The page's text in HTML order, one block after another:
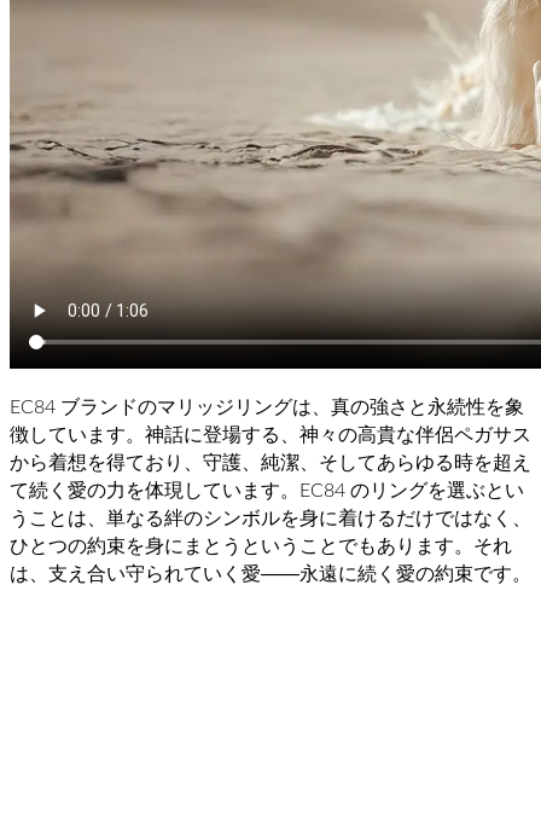
EC84 ブランドのマリッジリングは、真の強さと永続性を象
徴しています。神話に登場する、神々の高貴な伴侶ペガサス
から着想を得ており、守護、純潔、そしてあらゆる時を超え
て続く愛の力を体現しています。EC84 のリングを選ぶとい
うことは、単なる絆のシンボルを身に着けるだけではなく、
ひとつの約束を身にまとうということでもあります。それ
は、支え合い守られていく愛――永遠に続く愛の約束です。